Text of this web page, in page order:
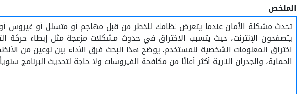
الملخص
تحدث مشكلة الأمان عندما يتعرض نظامك للخطر من قبل مهاجم أو متسلل أو فيروس أو
يتصفحون الإنترنت، حيث يتسبب الاختراق في حدوث مشكلات مزعجة مثل إبطاء حركة
اختراق المعلومات الشخصية للمستخدم. يوضح هذا البحث فرق الأداء بين نوعين من
الحماية، والجدران النارية أكثر أمانًا من مكافحة الفيروسات ولا حاجة لتحديث البرنامج